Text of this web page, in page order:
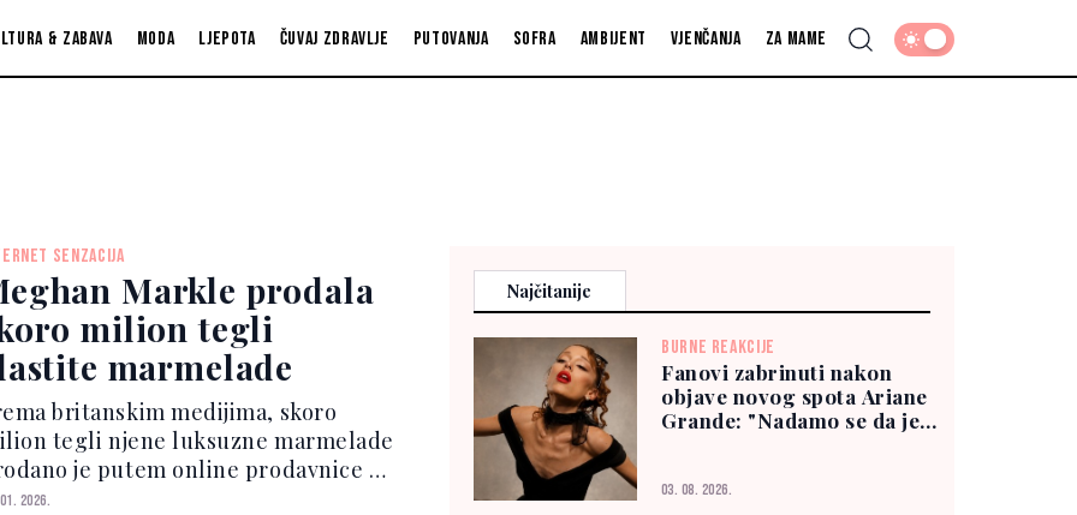
& zabava Moda Ljepota Čuvaj zdravlje Putovanja Sofra Ambijent Vjenčanja Za mame
SENZACIJA
Markle prodala
milion tegli
marmelade
britanskim medijima, skoro
tegli njene luksuzne marmelade
je putem online prodavnice –
uspjeh koji je iznenadio čak i
2026.
Najčitanije
BURNE REAKCIJE
Fanovi zabrinuti nakon
objave novog spota Ariane
Grande: "Nadamo se da je
03. 08. 2026.